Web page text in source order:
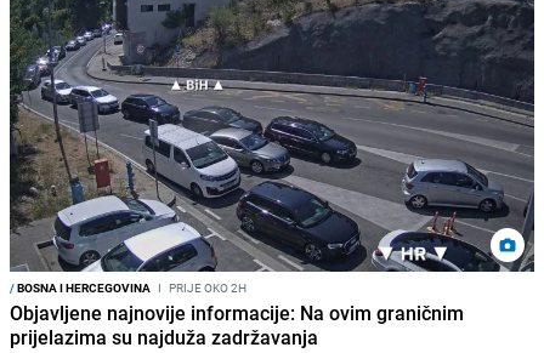
/BOSNA I HERCEGOVINA I PRIJE OKO 2H
Objavljene najnovije informacije: Na ovim graničnim
prijelazima su najduža zadržavanja